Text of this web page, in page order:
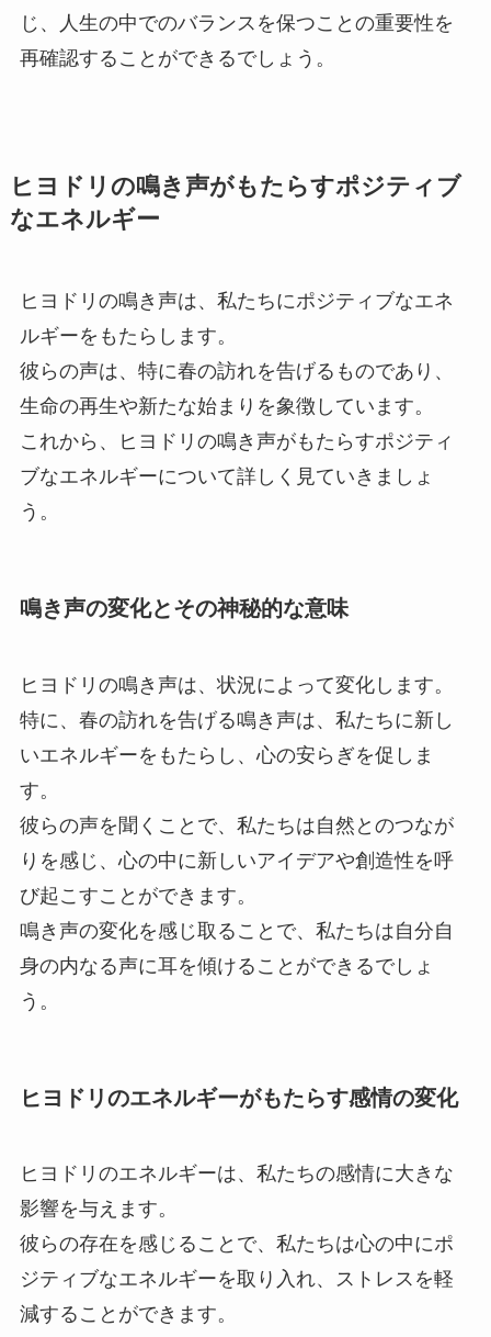
じ、人生の中でのバランスを保つことの重要性を
再確認することができるでしょう。
ヒヨドリの鳴き声がもたらすポジティブ
なエネルギー
ヒヨドリの鳴き声は、私たちにポジティブなエネ
ルギーをもたらします。
彼らの声は、特に春の訪れを告げるものであり、
生命の再生や新たな始まりを象徴しています。
これから、ヒヨドリの鳴き声がもたらすポジティ
ブなエネルギーについて詳しく見ていきましょ
う。
鳴き声の変化とその神秘的な意味
ヒヨドリの鳴き声は、状況によって変化します。
特に、春の訪れを告げる鳴き声は、私たちに新し
いエネルギーをもたらし、心の安らぎを促しま
す。
彼らの声を聞くことで、私たちは自然とのつなが
りを感じ、心の中に新しいアイデアや創造性を呼
び起こすことができます。
鳴き声の変化を感じ取ることで、私たちは自分自
身の内なる声に耳を傾けることができるでしょ
う。
ヒヨドリのエネルギーがもたらす感情の変化
ヒヨドリのエネルギーは、私たちの感情に大きな
影響を与えます。
彼らの存在を感じることで、私たちは心の中にポ
ジティブなエネルギーを取り入れ、ストレスを軽
減することができます。